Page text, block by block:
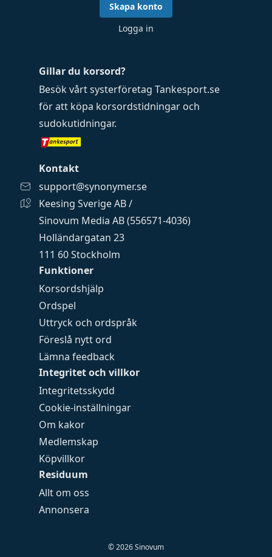
Funktioner
Korsordshjälp
Ordspel
Uttryck och ordspråk
Föreslå nytt ord
Lämna feedback
Integritet och villkor
Integritetsskydd
Cookie-inställningar
Om kakor
Medlemskap
Köpvillkor
Residuum
Allt om oss
Annonsera
Gillar du korsord?
Besök vårt systerföretag Tankesport.se
för att köpa korsordstidningar och
sudokutidningar.
Kontakt
support@synonymer.se
Keesing Sverige AB /
Sinovum Media AB (556571-4036)
Holländargatan 23
111 60 Stockholm
Skapa konto
Logga in
©2026Sinovum